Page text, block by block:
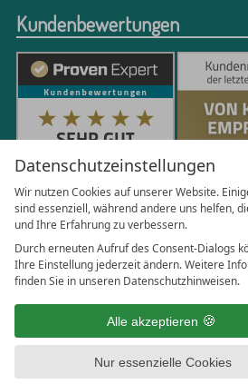
Datenschutzeinstellungen
Wir nutzen Cookies auf unserer Website.
sind essenziell, während andere uns helfen,
und Ihre Erfahrung zu verbessern.
Durch erneuten Aufruf des Consent-Dialogs
Ihre Einstellung jederzeit ändern. Weitere
finden Sie in unseren Datenschutzhinweisen.
Alle akzeptieren
Nur essenzielle Cookies
Kundenbewertungen